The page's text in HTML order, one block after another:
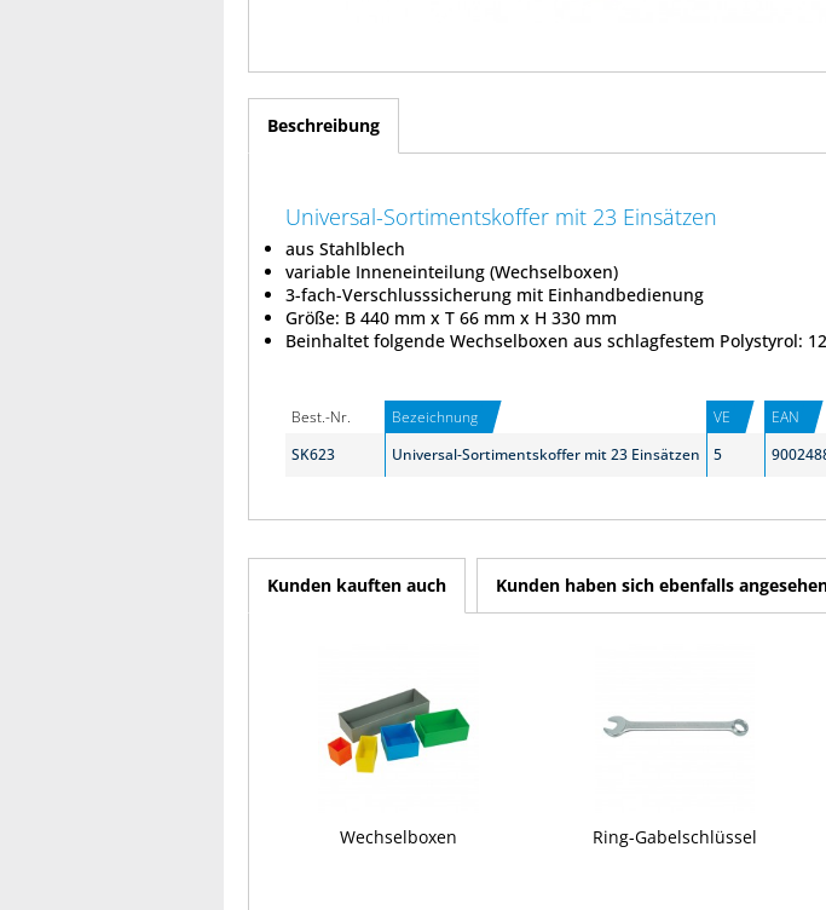
Beschreibung
Universal-Sortimentskoffer mit 23 Einsätzen
aus Stahlblech
variable Inneneinteilung (Wechselboxen)
3-fach-Verschlusssicherung mit Einhandbedienung
Größe: B 440 mm x T 66 mm x H 330 mm
Beinhaltet folgende Wechselboxen aus schlagfestem Polystyrol: 12
Best.-Nr. Bezeichnung VE
EAN
SK623
Universal-Sortimentskoffer mit 23 Einsätzen 5
Kunden kauften auch Kunden haben sich ebenfalls
Wechselboxen Ring-Gabelschlüssel